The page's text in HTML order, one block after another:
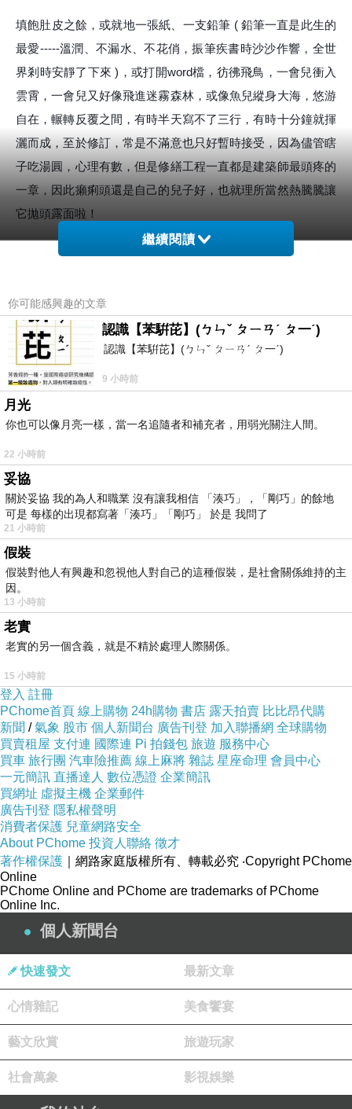
填飽肚皮之餘，或就地一張紙、一支鉛筆 ( 鉛筆一直是此生的
最愛-----溫潤、不漏水、不花俏，振筆疾書時沙沙作響，全世
界剎時安靜了下來 )，或打開word檔，彷彿飛鳥，一會兒衝入
雲霄，一會兒又好像飛進迷霧森林，或像魚兒縱身大海，悠游
自在，輾轉反覆之間，有時半天寫不了三行，有時十分鐘就揮
灑而成，至於修訂，常是不滿意也只好暫時接受，因為儘管瞎
子吃湯圓，心理有數，但是修繕工程一直都是建築師最頭疼的
一章，因此癩痢頭還是自己的兒子好，也就理所當然熱騰騰讓
它拋頭露面啦！
象的語言，故精鍊是相對的要求，然而往往意隨筆轉，呈現過
度的跳躍，讓讀者左推右敲就是連貫不起來，斷層於是不免。
寫詩是生命的投注，可以物我兩忘，至於出爐的篇章那已是另
一番風景，與作者無關了。詩擎起一個世界，宇宙因此而有了
縮影，像膠卷，透析了低俯的寂寥，有水潺潺，自溪谷釋出！
上一篇：白居易 放言 ( 轉)
下一篇：第三屆南方詩微影聯展
2019-10-08 20:55:58
251
愛好自由始終是風的堅持
它有時飛上天際
有時俯衝入海
不管上天下海， 它始終熱情澎湃
只因自由是他的最愛
255
旅人行走於落葉小徑
緩緩的步履以 之 形前進
沒有目標， 只允諾自己隨興
初老的年紀， 冷冽的世情也只淡然一笑
人生的未竟， 虛實都好
走路 閱讀 都值得微微一笑
恭喜哈燒
版主回應
你也是啊。
2019-10-08 20:55:30
繼續閱讀
你可能感興趣的文章
認識【苯騈芘】(ㄅㄣˇ ㄆㄧㄢˊ ㄆ一ˊ)
認識【苯騈芘】(ㄅㄣˇ ㄆㄧㄢˊ ㄆ一ˊ)
9 小時前
月光
你也可以像月亮一樣，當一名追隨者和補充者，用弱光關注人間。
22 小時前
妥協
關於妥協 我的為人和職業 沒有讓我相信 「湊巧」，「剛巧」的餘地
可是 每樣的出現都寫著「湊巧」「剛巧」 於是 我問了
21 小時前
假裝
假裝對他人有興趣和忽視他人對自己的這種假裝，是社會關係維持的主
因。
13 小時前
老實
老實的另一個含義，就是不精於處理人際關係。
15 小時前
登入 註冊
PChome首頁 線上購物 24h購物 書店 露天拍賣 比比昂代購
新聞 /氣象 股市 個人新聞台 廣告刊登 加入聯播網 全球購物
買賣租屋 支付連 國際連 Pi 拍錢包 旅遊 服務中心
買車 旅行團 汽車險推薦 線上麻將 雜誌 星座命理 會員中心
一元簡訊 直播達人 數位憑證 企業簡訊
買網址 虛擬主機 企業郵件
廣告刊登 隱私權聲明
消費者保護 兒童網路安全
About PChome 投資人聯絡 徵才
著作權保護 ｜網路家庭版權所有、轉載必究 ‧Copyright PChome
Online
PChome Online and PChome are trademarks of PChome
Online Inc.
個人新聞台
快速發文 最新文章
心情雜記 美食饗宴
藝文欣賞 旅遊玩家
社會萬象 影視娛樂